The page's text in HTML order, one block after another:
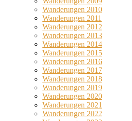
Wanderungen 2010
Wanderungen 2011
Wanderungen 2012
Wanderungen 2013
Wanderungen 2014
Wanderungen 2015
Wanderungen 2016
Wanderungen 2017
Wanderungen 2018
Wanderungen 2019
Wanderungen 2020
Wanderungen 2021
Wanderungen 2022